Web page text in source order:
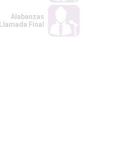
Alabanzas
Llamada Final